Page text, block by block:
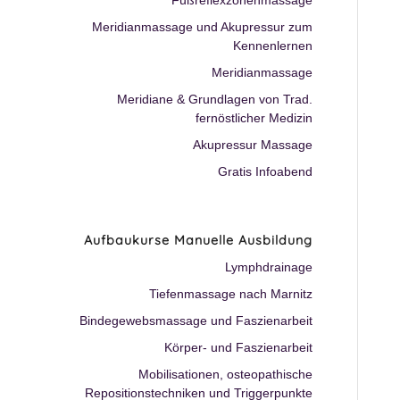
Meridianmassage und Akupressur zum
Kennenlernen
Meridianmassage
Meridiane & Grundlagen von Trad.
fernöstlicher Medizin
Akupressur Massage
Gratis Infoabend
Aufbaukurse Manuelle Ausbildung
Lymphdrainage
Tiefenmassage nach Marnitz
Bindegewebsmassage und Faszienarbeit
Körper- und Faszienarbeit
Mobilisationen, osteopathische
Repositionstechniken und Triggerpunkte